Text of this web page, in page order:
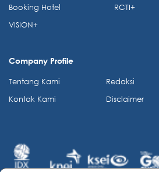
Booking Hotel
VISION+
RCTI+
Company Profile
Tentang Kami
Kontak Kami
Redaksi
Disclaimer